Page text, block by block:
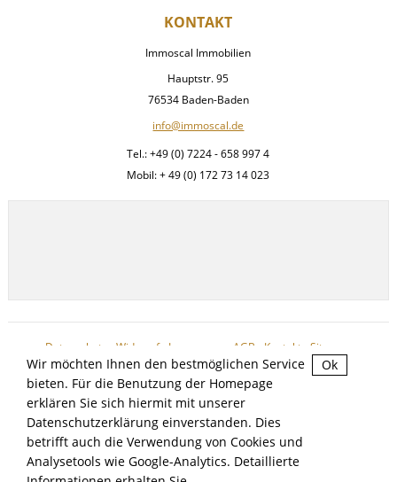
Wir möchten Ihnen den bestmöglichen Service
bieten. Für die Benutzung der Homepage
erklären Sie sich hiermit mit unserer
Datenschutzerklärung einverstanden. Dies
betrifft auch die Verwendung von Cookies und
Analysetools wie Google-Analytics. Detaillierte
Ok
KONTAKT
Immoscal Immobilien
Hauptstr. 95
76534 Baden-Baden
info@immoscal.de
Tel.: +49 (0) 7224 - 658 997 4
Mobil: + 49 (0) 172 73 14 023
Datenschutz -Widerruf- Impressum AGB Kontakt -Sitemap
IMMOSCAL IMMOBILIEN - COPYRIGHT 2026
IMMOBILIENSOFTWARE & WEBDESIGN POWERED BY